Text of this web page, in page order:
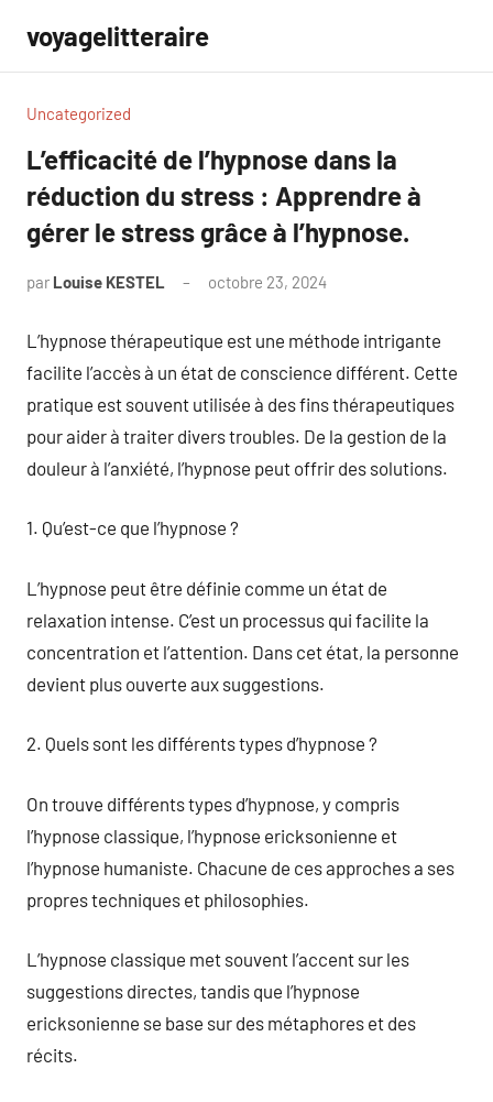
contenu
voyagelitteraire
Uncategorized
L’efficacité de l’hypnose dans la
réduction du stress : Apprendre à
gérer le stress grâce à l’hypnose.
par Louise KESTEL octobre 23, 2024
L’hypnose thérapeutique est une méthode intrigante
facilite l’accès à un état de conscience différent. Cette
pratique est souvent utilisée à des fins thérapeutiques
pour aider à traiter divers troubles. De la gestion de la
douleur à l’anxiété, l’hypnose peut offrir des solutions.
1. Qu’est-ce que l’hypnose ?
L’hypnose peut être définie comme un état de
relaxation intense. C’est un processus qui facilite la
concentration et l’attention. Dans cet état, la personne
devient plus ouverte aux suggestions.
2. Quels sont les différents types d’hypnose ?
On trouve différents types d’hypnose, y compris
l’hypnose classique, l’hypnose ericksonienne et
l’hypnose humaniste. Chacune de ces approches a ses
propres techniques et philosophies.
L’hypnose classique met souvent l’accent sur les
suggestions directes, tandis que l’hypnose
ericksonienne se base sur des métaphores et des
récits.